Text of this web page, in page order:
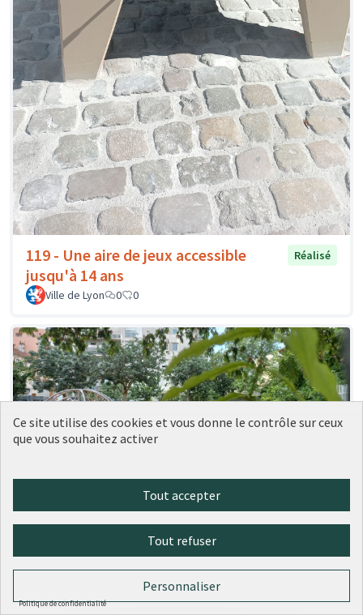
119 - Une aire de jeux accessible
jusqu'à 14 ans
Réalisé
Ville de Lyon 0 0
208 - Un parc avec jeux pour enfants
dans le quartier Bellecombe
Réalisé
Ville de Lyon 0 0
Ce site utilise des cookies et vous donne le contrôle sur ceux
que vous souhaitez activer
Tout accepter
Tout refuser
Personnaliser
Politique de confidentialité